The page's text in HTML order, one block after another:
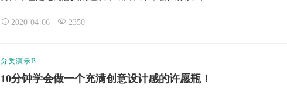
2020-04-06 2350
分类演示B
10分钟学会做一个充满创意设计感的许愿瓶！